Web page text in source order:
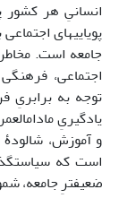
انسانیِ هر کشور
جامعه است.
اجتماعی،
توجه به برابریِ
یادگیریِ
و آموزش،
ضعیف­ترِ جامعه،